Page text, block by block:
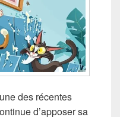
des récentes
d’apposer sa